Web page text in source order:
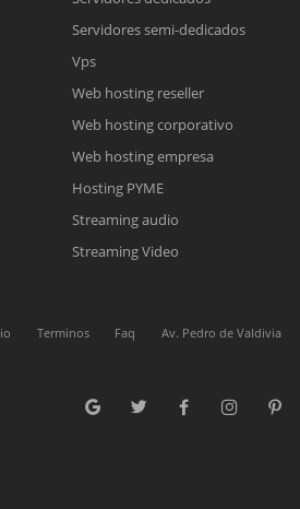
Reunión online
un correo electrónico con el enlace a
Cotización
y nos contactaremos a la brevedad.
Chat Online
están fuera de línea. Complete el formulario
electrónico con sus datos personales.
Servidores semi-dedicados
Vps
Web hosting reseller
Web hosting corporativo
Web hosting empresa
Hosting PYME
Streaming audio
Streaming Video
Terminos Faq
Av. Pedro de Valdivia